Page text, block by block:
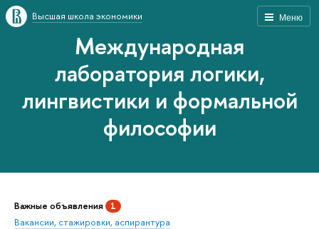
Меню
Высшая школа экономики
Международная
лаборатория логики,
лингвистики и формальной
философии
Важные объявления 1
Вакансии, стажировки, аспирантура